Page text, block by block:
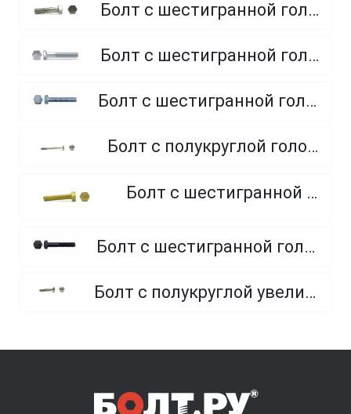
Болт с шестигранной головкой, неполная резьба, класс прочности 5.8
Болт с шестигранной головкой, неполная резьба, класс прочности 8.8
Болт с шестигранной головкой, полная резьба, класс прочности 10.9 и 12.9
Болт с полукруглой головкой и квадратным подголовником
Болт с шестигранной головкой, из латуни
Болт с шестигранной головкой, неполная резьба, класс прочности 10.9 и 12.9
Болт с полукруглой увеличенной головкой и усом класса точности C (мебельный)